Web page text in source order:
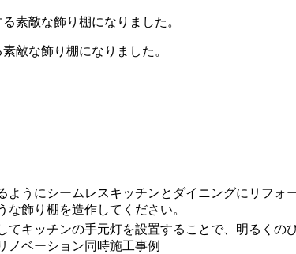
敵な飾り棚になりました。
ようにシームレスキッチンとダイニングにリフォ
な飾り棚を造作してください。
てキッチンの手元灯を設置することで、明るくの
ノベーション同時施工事例